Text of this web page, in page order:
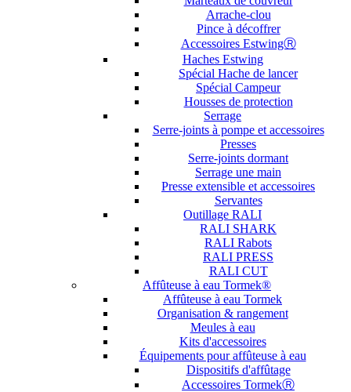
Arrache-clou
Pince à décoffrer
Accessoires EstwingⓇ
Haches Estwing
Spécial Hache de lancer
Spécial Campeur
Housses de protection
Serrage
Serre-joints à pompe et accessoires
Presses
Serre-joints dormant
Serrage une main
Presse extensible et accessoires
Servantes
Outillage RALI
RALI SHARK
RALI Rabots
RALI PRESS
RALI CUT
Affûteuse à eau Tormek®
Affûteuse à eau Tormek
Organisation & rangement
Meules à eau
Kits d'accessoires
Équipements pour affûteuse à eau
Dispositifs d'affûtage
Accessoires TormekⓇ